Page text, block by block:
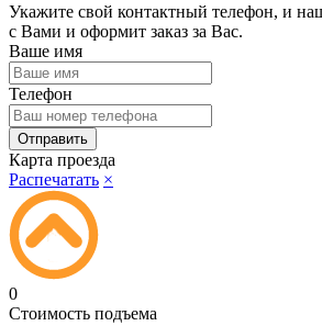
Укажите свой контактный телефон, и
с Вами и оформит заказ за Вас.
Ваше имя
Телефон
Карта проезда
Распечатать ×
0
Стоимость подъема